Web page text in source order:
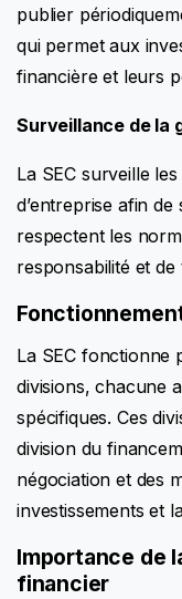
publier
qui permet aux
financière et leurs
Surveillance de la
La SEC surveille
d’entreprise afin de
respectent les
responsabilité et
La SEC fonctionne
divisions, chacune
spécifiques. Ces
division du
négociation et des
investissements et
Importance de
financier